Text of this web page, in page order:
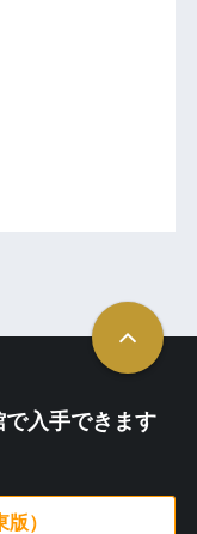
入手できます
）